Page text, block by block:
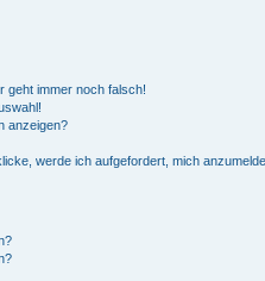
geht immer noch falsch!
anzeigen?
werde ich aufgefordert, mich